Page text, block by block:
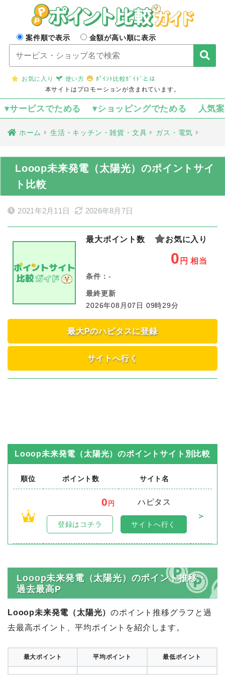
案件順で表示 金額が高い順に表示
お気に入り 使い方
ﾎﾟｲﾝﾄ比較ｶﾞｲﾄﾞとは
本サイトはプロモーションが含まれています。
▾サービスでためる ▾ショッピングでためる 人気
ホーム 生活・キッチン・雑貨・文具 ガス・電気
Looop未来発電（太陽光）のポイントサイ
ト比較
2021年2月11日 2026年8月7日
最大ポイント数 お気に入り
0 円 相当
条件： -
最終更新
2026年08月07日 09時29分
最大Pのハピタスに登録
サイトへ行く
Looop未来発電（太陽光）のポイントサイト別比較
順位 ポイント数 サイト名
1
0 円
ハピタス
＞
登録はコチラ サイトへ行く
Looop未来発電（太陽光）のポイント推移・
過去最高P
Looop未来発電（太陽光）のポイント推移グラフと過
去最高ポイント、平均ポイントを紹介します。
最大ポイント 平均ポイント 最低ポイント